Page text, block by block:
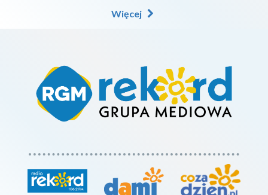
Więcej